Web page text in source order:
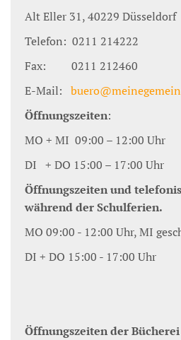
Alt Eller 31, 40229 Düsseldorf
Telefon: 0211 214222
Fax: 0211 212460
E-Mail:
Öffnungszeiten:
MO + MI 09:00 – 12:00 Uhr
DI + DO 15:00 – 17:00 Uhr
Öffnungszeiten und
während der Schulferien.
MO 09:00 - 12:00 Uhr, MI
DI + DO 15:00 - 17:00 Uhr
Öffnungszeiten der